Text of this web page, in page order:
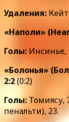
Удаления:
«Наполи»
Голы: Инсинье,
«Болонья»
2:2(0:2)
Голы: Томиясу,
пенальти), 23.